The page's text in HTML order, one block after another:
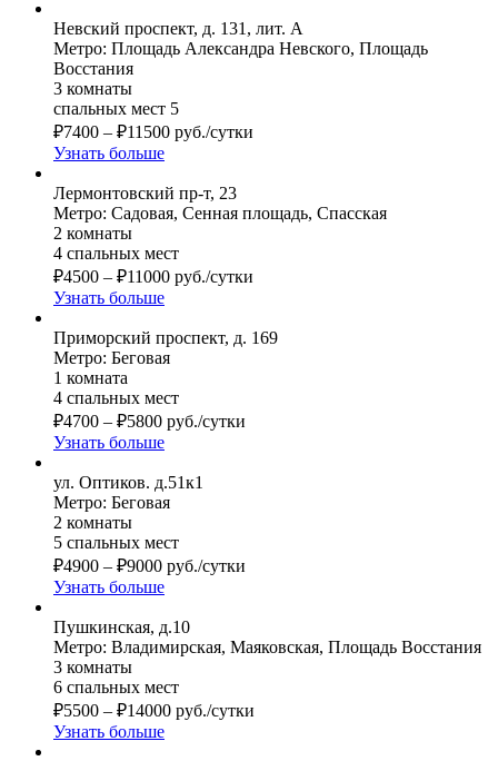
Невский проспект, д. 131, лит. А
Метро: Площадь Александра Невского, Площадь
Восстания
3 комнаты
спальных мест 5
₽7400 – ₽11500 руб./сутки
Узнать больше
Лермонтовский пр-т, 23
Метро: Садовая, Сенная площадь, Спасская
2 комнаты
4 спальных мест
₽4500 – ₽11000 руб./сутки
Узнать больше
Приморский проспект, д. 169
Метро: Беговая
1 комната
4 спальных мест
₽4700 – ₽5800 руб./сутки
Узнать больше
ул. Оптиков. д.51к1
Метро: Беговая
2 комнаты
5 спальных мест
₽4900 – ₽9000 руб./сутки
Узнать больше
Пушкинская, д.10
Метро: Владимирская, Маяковская, Площадь Восстания
3 комнаты
6 спальных мест
₽5500 – ₽14000 руб./сутки
Узнать больше